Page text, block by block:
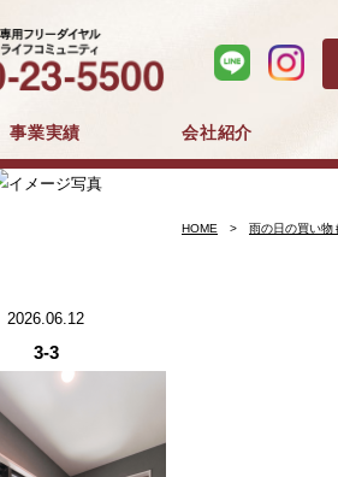
事業実績
戸建分譲
ンション分譲
会社紹介
HOME 雨の日の買い物
2026.06.12
3-3